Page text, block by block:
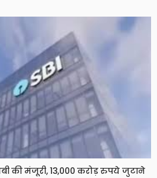
की मंजूरी, 13,000 करोड़ रुपये जुटाने